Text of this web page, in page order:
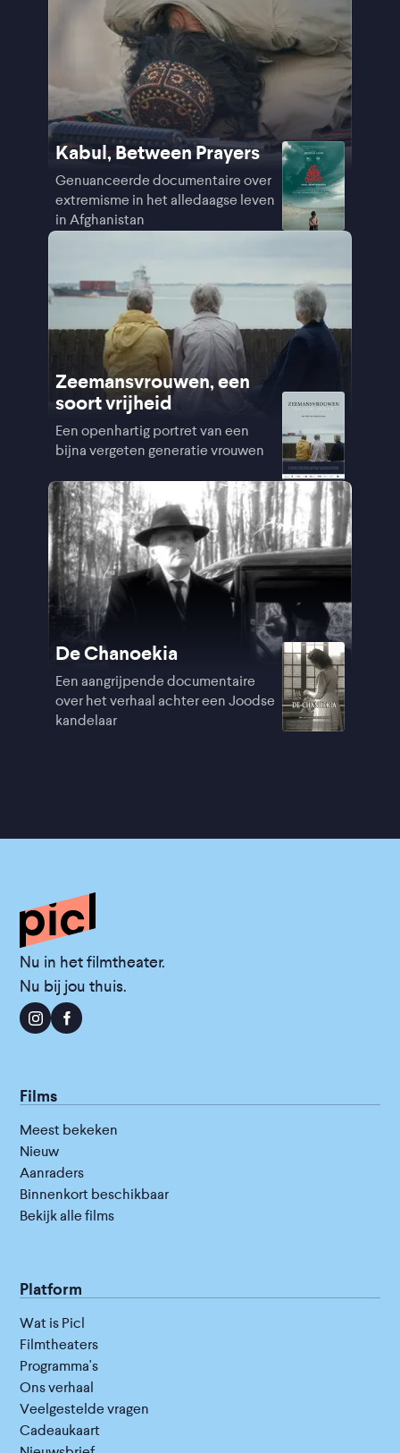
Kabul, Between Prayers
Genuanceerde documentaire over
extremisme in het alledaagse leven
in Afghanistan
Zeemansvrouwen, een
soort vrijheid
Een openhartig portret van een
bijna vergeten generatie vrouwen
De Chanoekia
Een aangrijpende documentaire
over het verhaal achter een Joodse
kandelaar
Nu in het filmtheater.
Nu bij jou thuis.
Films
Meest bekeken
Nieuw
Aanraders
Binnenkort beschikbaar
Bekijk alle films
Platform
Wat is Picl
Filmtheaters
Programma's
Ons verhaal
Veelgestelde vragen
Cadeaukaart